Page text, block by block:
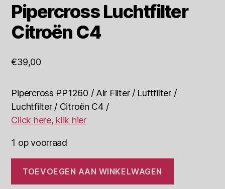
Pipercross Luchtfilter
Citroën C4
€39,00
Pipercross PP1260 / Air Filter / Luftfilter /
Luchtfilter / Citroën C4 /
Click here, klik hier
1 op voorraad
Luchtfilter
Citroën
TOEVOEGEN AAN WINKELWAGEN